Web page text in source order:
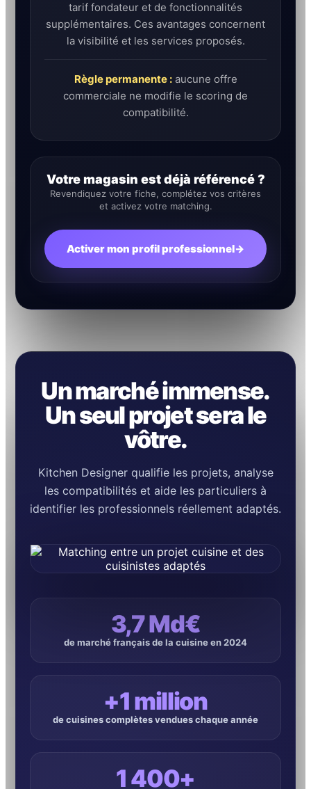
tarif fondateur et de fonctionnalités
supplémentaires. Ces avantages concernent
la visibilité et les services proposés.
Règle permanente :aucune offre
commerciale ne modifie le scoring de
compatibilité.
Votre magasin est déjà référencé ?
Revendiquez votre fiche, complétez vos critères
et activez votre matching.
Activer mon profil professionnel→
Un marché immense.
Un seul projet sera le
vôtre.
Kitchen Designer qualifie les projets, analyse
les compatibilités et aide les particuliers à
identifier les professionnels réellement adaptés.
3,7 Md€
de marché français de la cuisine en 2024
+1 million
de cuisines complètes vendues chaque année
1 400+